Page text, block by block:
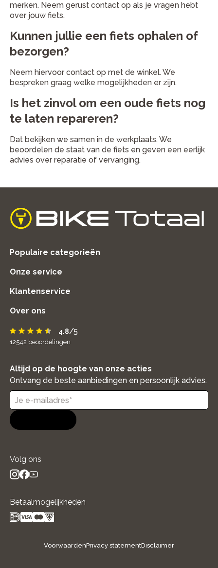
merken. Neem gerust contact op als je vragen hebt
over jouw fiets.
Kunnen jullie een fiets ophalen of
bezorgen?
Neem hiervoor contact op met de winkel. We
bespreken graag welke mogelijkheden er zijn.
Is het zinvol om een oude fiets nog
te laten repareren?
Dat bekijken we samen in de werkplaats. We
beoordelen de staat van de fiets en geven een eerlijk
advies over reparatie of vervanging.
home
Populaire categorieën
Onze service
Klantenservice
Over ons
4.8/5
12542 beoordelingen
Altijd op de hoogte van onze acties
Ontvang de beste aanbiedingen en persoonlijk advies.
Volg ons
Betaalmogelijkheden
VoorwaardenPrivacy statementDisclaimer